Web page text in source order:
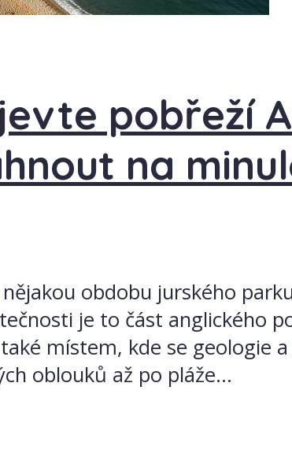
pobřeží
na
obdobu jurského
je to část anglického
místem, kde se geologie
oblouků až po pláže...